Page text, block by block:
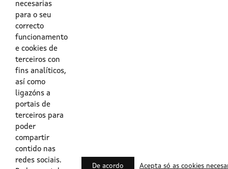
necesarias
para o seu
correcto
funcionamento
e cookies de
terceiros con
fins analíticos,
así como
ligazóns a
portais de
terceiros para
poder
compartir
contido nas
redes sociais.
De acordo Acepta só as cookies